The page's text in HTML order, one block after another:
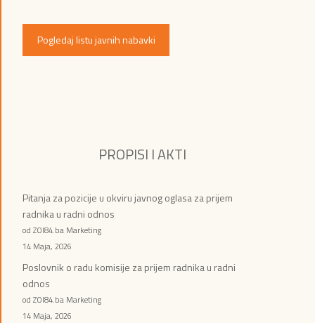
Pogledaj listu javnih nabavki
PROPISI I AKTI
Pitanja za pozicije u okviru javnog oglasa za prijem
radnika u radni odnos
od ZOI84.ba Marketing
14 Maja, 2026
Poslovnik o radu komisije za prijem radnika u radni
odnos
od ZOI84.ba Marketing
14 Maja, 2026